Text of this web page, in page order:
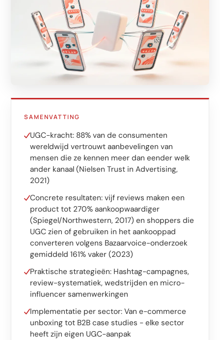
Webshop setup
WhatsApp verkoop
Beheer & support
AI voor groei
AI-agents
Marketing automation
AI content marketing
Chatbot
Software op maat
Opleiding
Website ontwikkeling
Razendsnel met Astro
Audits
Website
SEO
GEO
Ads
SAMENVATTING
UGC-kracht: 88% van de consumenten
wereldwijd vertrouwt aanbevelingen van
mensen die ze kennen meer dan eender welk
ander kanaal (Nielsen Trust in Advertising,
2021)
Concrete resultaten: vijf reviews maken een
product tot 270% aankoopwaardiger
(Spiegel/Northwestern, 2017) en shoppers die
UGC zien of gebruiken in het aankooppad
converteren volgens Bazaarvoice-onderzoek
gemiddeld 161% vaker (2023)
Praktische strategieën: Hashtag-campagnes,
review-systematiek, wedstrijden en micro-
influencer samenwerkingen
Implementatie per sector: Van e-commerce
unboxing tot B2B case studies - elke sector
heeft zijn eigen UGC-aanpak